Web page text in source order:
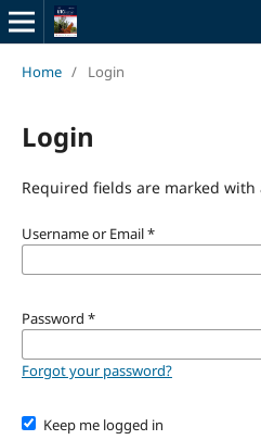
Home / Login
Login
Required fields are marked with
Username or Email*
Password *
Forgot your password?
Keep me logged in